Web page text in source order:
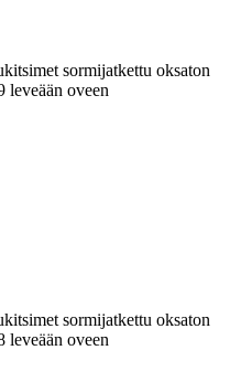
sormijatkettu oksaton
oveen
sormijatkettu oksaton
oveen